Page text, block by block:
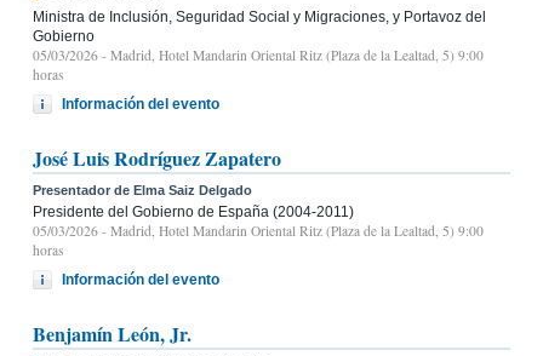
Ministra de Inclusión, Seguridad Social y Migraciones, y Portavoz del
Gobierno
05/03/2026 - Madrid, Hotel Mandarin Oriental Ritz (Plaza de la Lealtad, 5) 9:00
horas
Información del evento
José Luis Rodríguez Zapatero
Presentador de Elma Saiz Delgado
Presidente del Gobierno de España (2004-2011)
05/03/2026 - Madrid, Hotel Mandarin Oriental Ritz (Plaza de la Lealtad, 5) 9:00
horas
Información del evento
Benjamín León, Jr.